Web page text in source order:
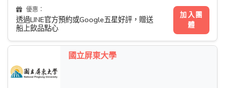
優惠：
透過LINE官方預約或Google五星好評，贈送
船上飲品點心
加入團
體
國立屏東大學